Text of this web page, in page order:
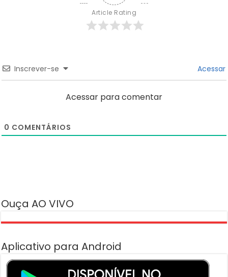
Article Rating
Inscrever-se Acessar
Acessar para comentar
0 COMENTÁRIOS
Ouça AO VIVO
Aplicativo para Android